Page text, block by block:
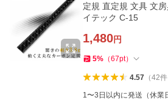
定規 直定規 文具 文
イテック C-15
1,480円
5% （67pt）
4.57（42件
1〜3日以内に発送（休業